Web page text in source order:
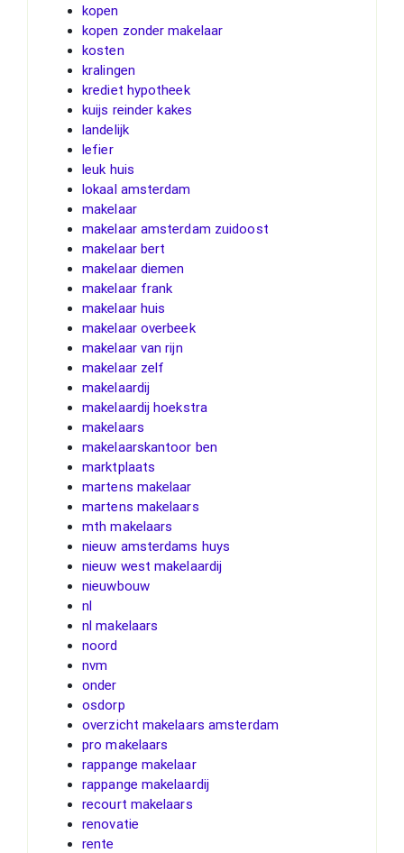
kopen
kopen zonder makelaar
kosten
kralingen
krediet hypotheek
kuijs reinder kakes
landelijk
lefier
leuk huis
lokaal amsterdam
makelaar
makelaar amsterdam zuidoost
makelaar bert
makelaar diemen
makelaar frank
makelaar huis
makelaar overbeek
makelaar van rijn
makelaar zelf
makelaardij
makelaardij hoekstra
makelaars
makelaarskantoor ben
marktplaats
martens makelaar
martens makelaars
mth makelaars
nieuw amsterdams huys
nieuw west makelaardij
nieuwbouw
nl
nl makelaars
noord
nvm
onder
osdorp
overzicht makelaars amsterdam
pro makelaars
rappange makelaar
rappange makelaardij
recourt makelaars
renovatie
rente